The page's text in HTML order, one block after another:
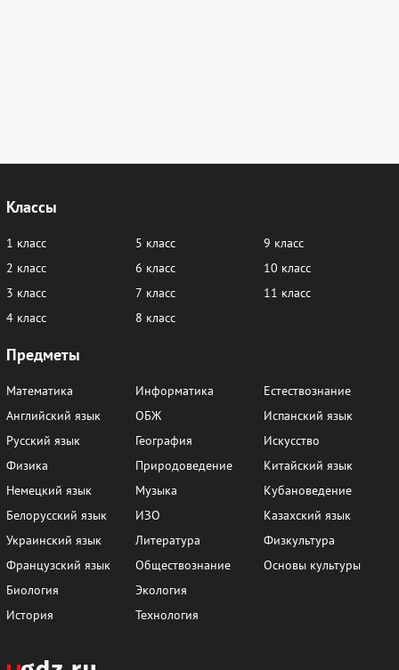
Классы
1 класс
2 класс
3 класс
4 класс
5 класс
6 класс
7 класс
8 класс
9 класс
10 класс
11 класс
Предметы
Математика
Английский язык
Русский язык
Физика
Немецкий язык
Белорусский язык
Украинский язык
Французский язык
Биология
История
Информатика
ОБЖ
География
Природоведение
Музыка
ИЗО
Литература
Обществознание
Экология
Технология
Естествознание
Испанский язык
Искусство
Китайский язык
Кубановедение
Казахский язык
Физкультура
Основы культуры